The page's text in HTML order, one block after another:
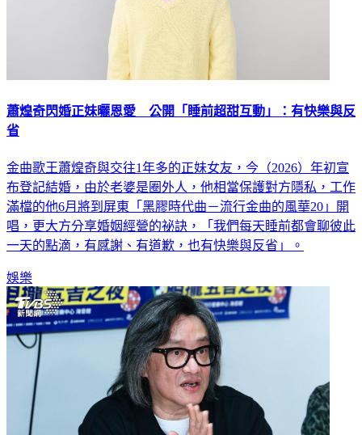
蕭煌奇閃婚正妹曬恩愛 公開「睡前超甜互動」：有快樂與反
省
金曲歌王蕭煌奇與交往1年多的正妹女友，今（2026）年初宣
布登記結婚，由於老婆是圈外人，他相當保護對方隱私，工作
滿檔的他6月將到屏東「黑膠時代曲－流行金曲的風華20」開
唱，更大方分享婚姻經營的祕訣，「我們每天睡前都會聊彼此
一天的點滴，有感謝、有道歉，也有快樂與反省」。
娛樂